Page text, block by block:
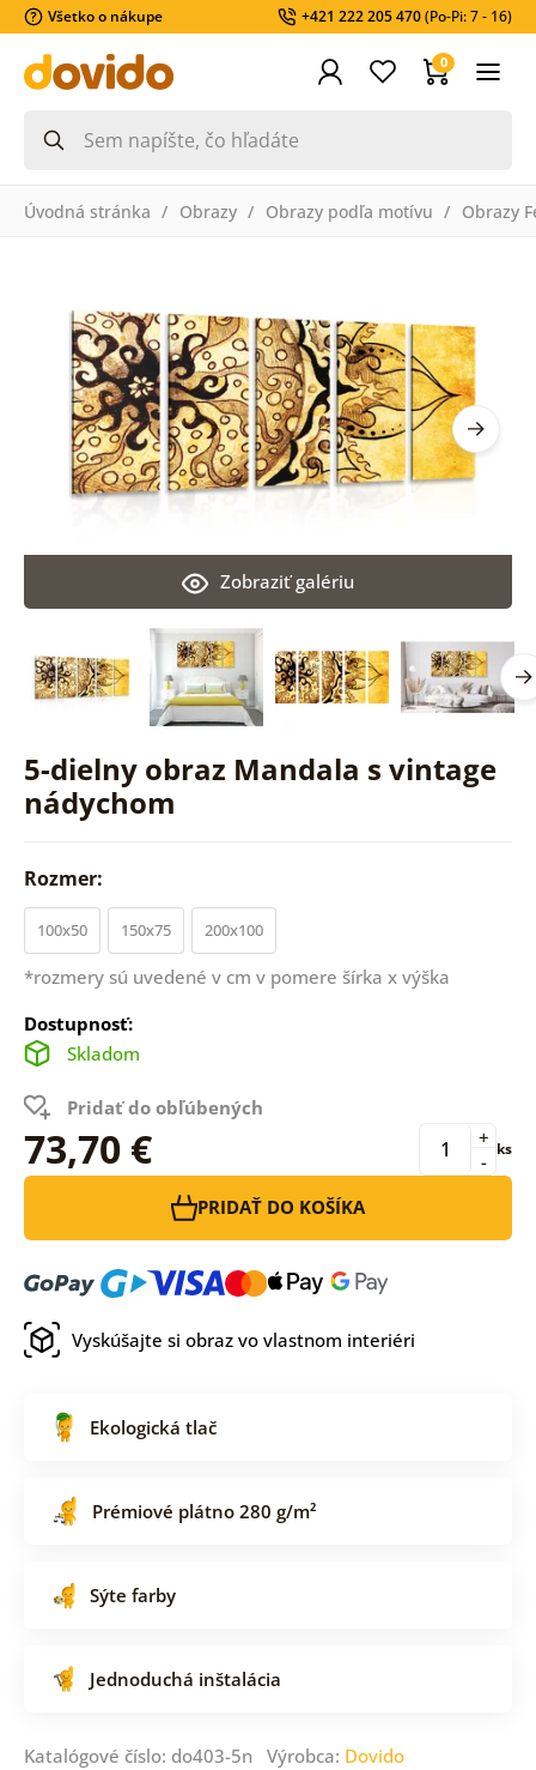
Všetko o nákupe +421 222 205 470(Po-Pi: 7 - 16)
0
Úvodná stránka Obrazy Obrazy podľa motívu Obrazy
5-dielny obraz Mandala s vintage
nádychom
Zobraziť galériu
Rozmer:
100x50 150x75 200x100
*rozmery sú uvedené v cm v pomere šírka x výška
Dostupnosť:
Skladom
Pridať do obľúbených
73,70 € -
+ ks
PRIDAŤ DO KOŠÍKA
Vyskúšajte si obraz vo vlastnom interiéri
Ekologická tlač
Prémiové plátno 280 g/m²
Sýte farby
Jednoduchá inštalácia
Katalógové číslo: do403-5n Výrobca: Dovido